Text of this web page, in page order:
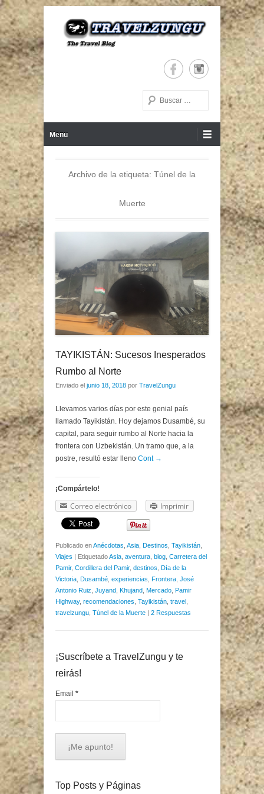
Buscar
Menu
Archivo de la etiqueta: Túnel de la
Muerte
TAYIKISTÁN: Sucesos Inesperados
Rumbo al Norte
Enviado el junio 18, 2018 por TravelZungu
Llevamos varios días por este genial país
llamado Tayikistán. Hoy dejamos Dusambé, su
capital, para seguir rumbo al Norte hacia la
frontera con Uzbekistán. Un tramo que, a la
postre, resultó estar lleno Cont →
¡Compártelo!
Correo electrónico Imprimir
Publicado enAnécdotas Asia Destinos Tayikistán
Viajes | EtiquetadoAsia aventura blog Carretera del
Pamir, Cordillera del Pamir, destinos Día de la
Victoria Dusambé experiencias Frontera José
Antonio Ruiz Juyand Khujand Mercado Pamir
Highway, recomendaciones Tayikistán travel
travelzungu Túnel de la Muerte | 2 Respuestas
¡Suscríbete a TravelZungu y te
reirás!
Email *
Top Posts y Páginas